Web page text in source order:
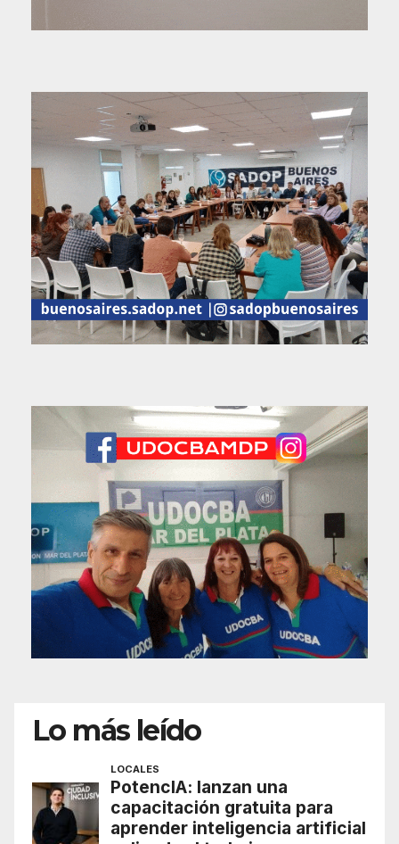
Lo más leído